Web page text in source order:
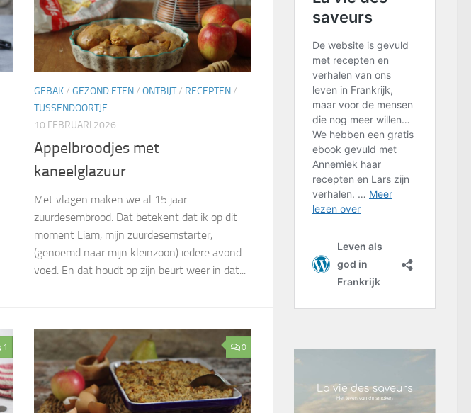
GEBAK/ GEZOND ETEN/ ONTBIJT/ RECEPTEN/
TUSSENDOORTJE
10 FEBRUARI 2026
Appelbroodjes met
kaneelglazuur
Met vlagen maken we al 15 jaar
zuurdesembrood. Dat betekent dat ik op dit
moment Liam, mijn zuurdesemstarter,
(genoemd naar mijn kleinzoon) iedere avond
voed. En dat houdt op zijn beurt weer in dat...
1 0